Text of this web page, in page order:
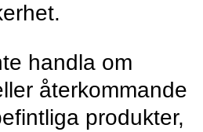
handla om
återkommande
produkter,